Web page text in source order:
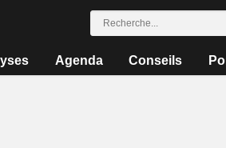
Agenda Conseils